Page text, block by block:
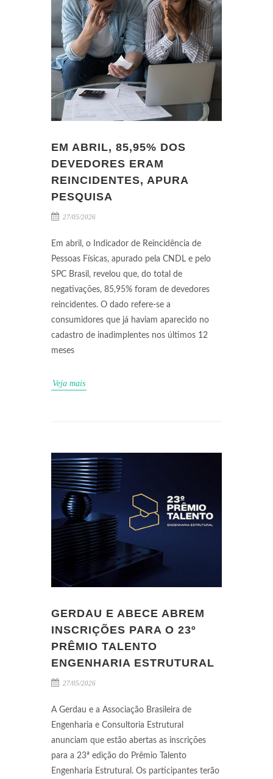
EM ABRIL, 85,95% DOS
DEVEDORES ERAM
REINCIDENTES, APURA
PESQUISA
27/05/2026
Em abril, o Indicador de Reincidência de
Pessoas Físicas, apurado pela CNDL e pelo
SPC Brasil, revelou que, do total de
negativações, 85,95% foram de devedores
reincidentes. O dado refere-se a
consumidores que já haviam aparecido no
cadastro de inadimplentes nos últimos 12
meses
Veja mais
GERDAU E ABECE ABREM
INSCRIÇÕES PARA O 23º
PRÊMIO TALENTO
ENGENHARIA ESTRUTURAL
27/05/2026
A Gerdau e a Associação Brasileira de
Engenharia e Consultoria Estrutural
anunciam que estão abertas as inscrições
para a 23ª edição do Prêmio Talento
Engenharia Estrutural. Os participantes terão